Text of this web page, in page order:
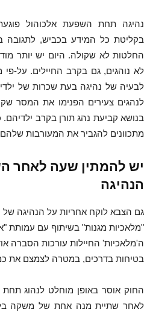
נהיגה תחת השפעת אלכוהול
בקליטת כל המידע בכביש, לתגובה
החלטות לא שקולה. היום יש יותר
לא נוהגים, גם בקרב החיילים. על-
לנהגים צעירים הפנימו את המסר
מתכוונים להגביר את המעורבות
יש להמתין שעה לאחר
הנהיגה
גם הצבא לוקח אחריות על הנהיגה של
"מלאכיות מגנות" בשיתוף עם עמותת
ה'מלאכיות' החיילות עורכות הסברה
בטיחות בדרכים, במטרה לצמצם את
החוק אוסר באופן מוחלט לנהוג
לאחר שתיית מנה אחת של משקה